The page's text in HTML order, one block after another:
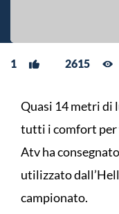
1 2615
Quasi 14 metri di
tutti i comfort per
Atv ha
utilizzato
campionato.